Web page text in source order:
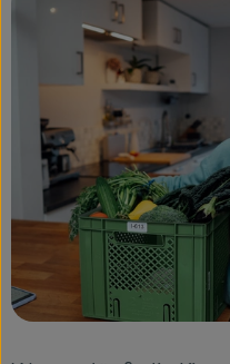
Themenwelten
Obst & Gemüse
Frischetheke
Vorratskammer
Naturdrogerie
Getränke